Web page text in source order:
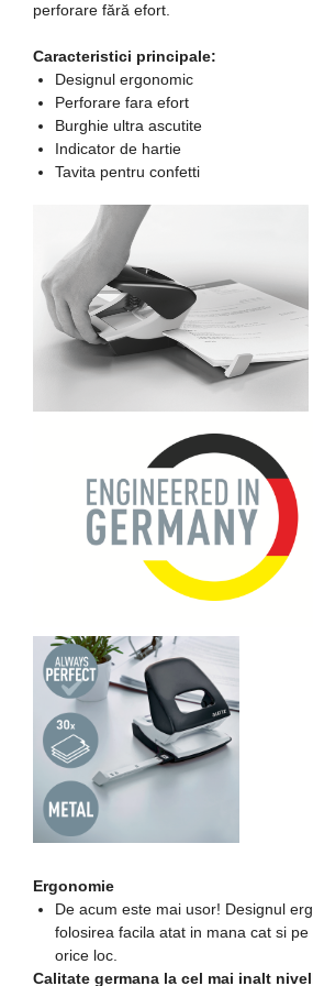
Imbracaminte
Tricouri
Bluze & Pulovere
Camasi
Pantaloni cu pieptar
Hanorace
Jachete
Impermeabile
Reflectorizante
Incaltaminte
Incaltaminte de lucru si protectie
Incaltaminte de oras si munte
Echipamente medicale
Manusi de protectie
Accesorii pentru protectia
Casti de protectie
Antifoane
Ochelari de protectie si viziere
Masti de protectie respiratorie
Sepci, caciuli si esarfe
Pachete promotionale
Accesorii pentru protectia
Sosete de lucru
Diverse accesorii
perforare fără efort.
Caracteristici principale:
Designul ergonomic
Perforare fara efort
Burghie ultra ascutite
Indicator de hartie
Tavita pentru confetti
Ergonomie
De acum este mai usor! Designul
folosirea facila atat in mana cat si
orice loc.
Calitate germana la cel mai inalt